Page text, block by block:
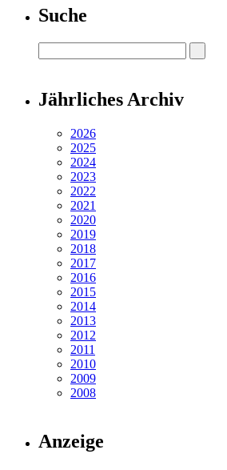
Suche
Jährliches Archiv
2026
2025
2024
2023
2022
2021
2020
2019
2018
2017
2016
2015
2014
2013
2012
2011
2010
2009
2008
Anzeige